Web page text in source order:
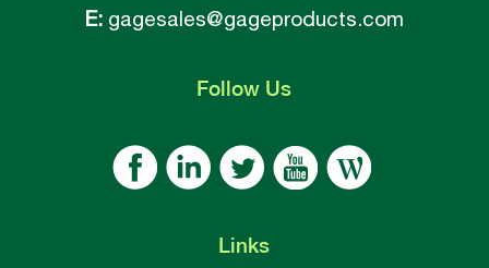
E: gagesales@gageproducts.com
Follow Us
Links